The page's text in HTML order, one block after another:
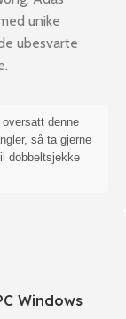
unike
ubesvarte
denne
så ta gjerne
dobbeltsjekke
Windows